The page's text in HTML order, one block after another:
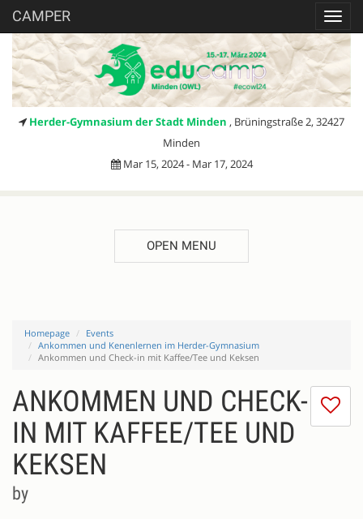
CAMPER
Herder-Gymnasium der Stadt Minden , Brüningstraße 2, 32427
Minden
Mar 15, 2024 - Mar 17, 2024
OPEN MENU
Homepage
Events
Ankommen und Kenenlernen im Herder-Gymnasium
Ankommen und Check-in mit Kaffee/Tee und Keksen
I
ANKOMMEN UND CHECK-
IN MIT KAFFEE/TEE UND
KEKSEN
by